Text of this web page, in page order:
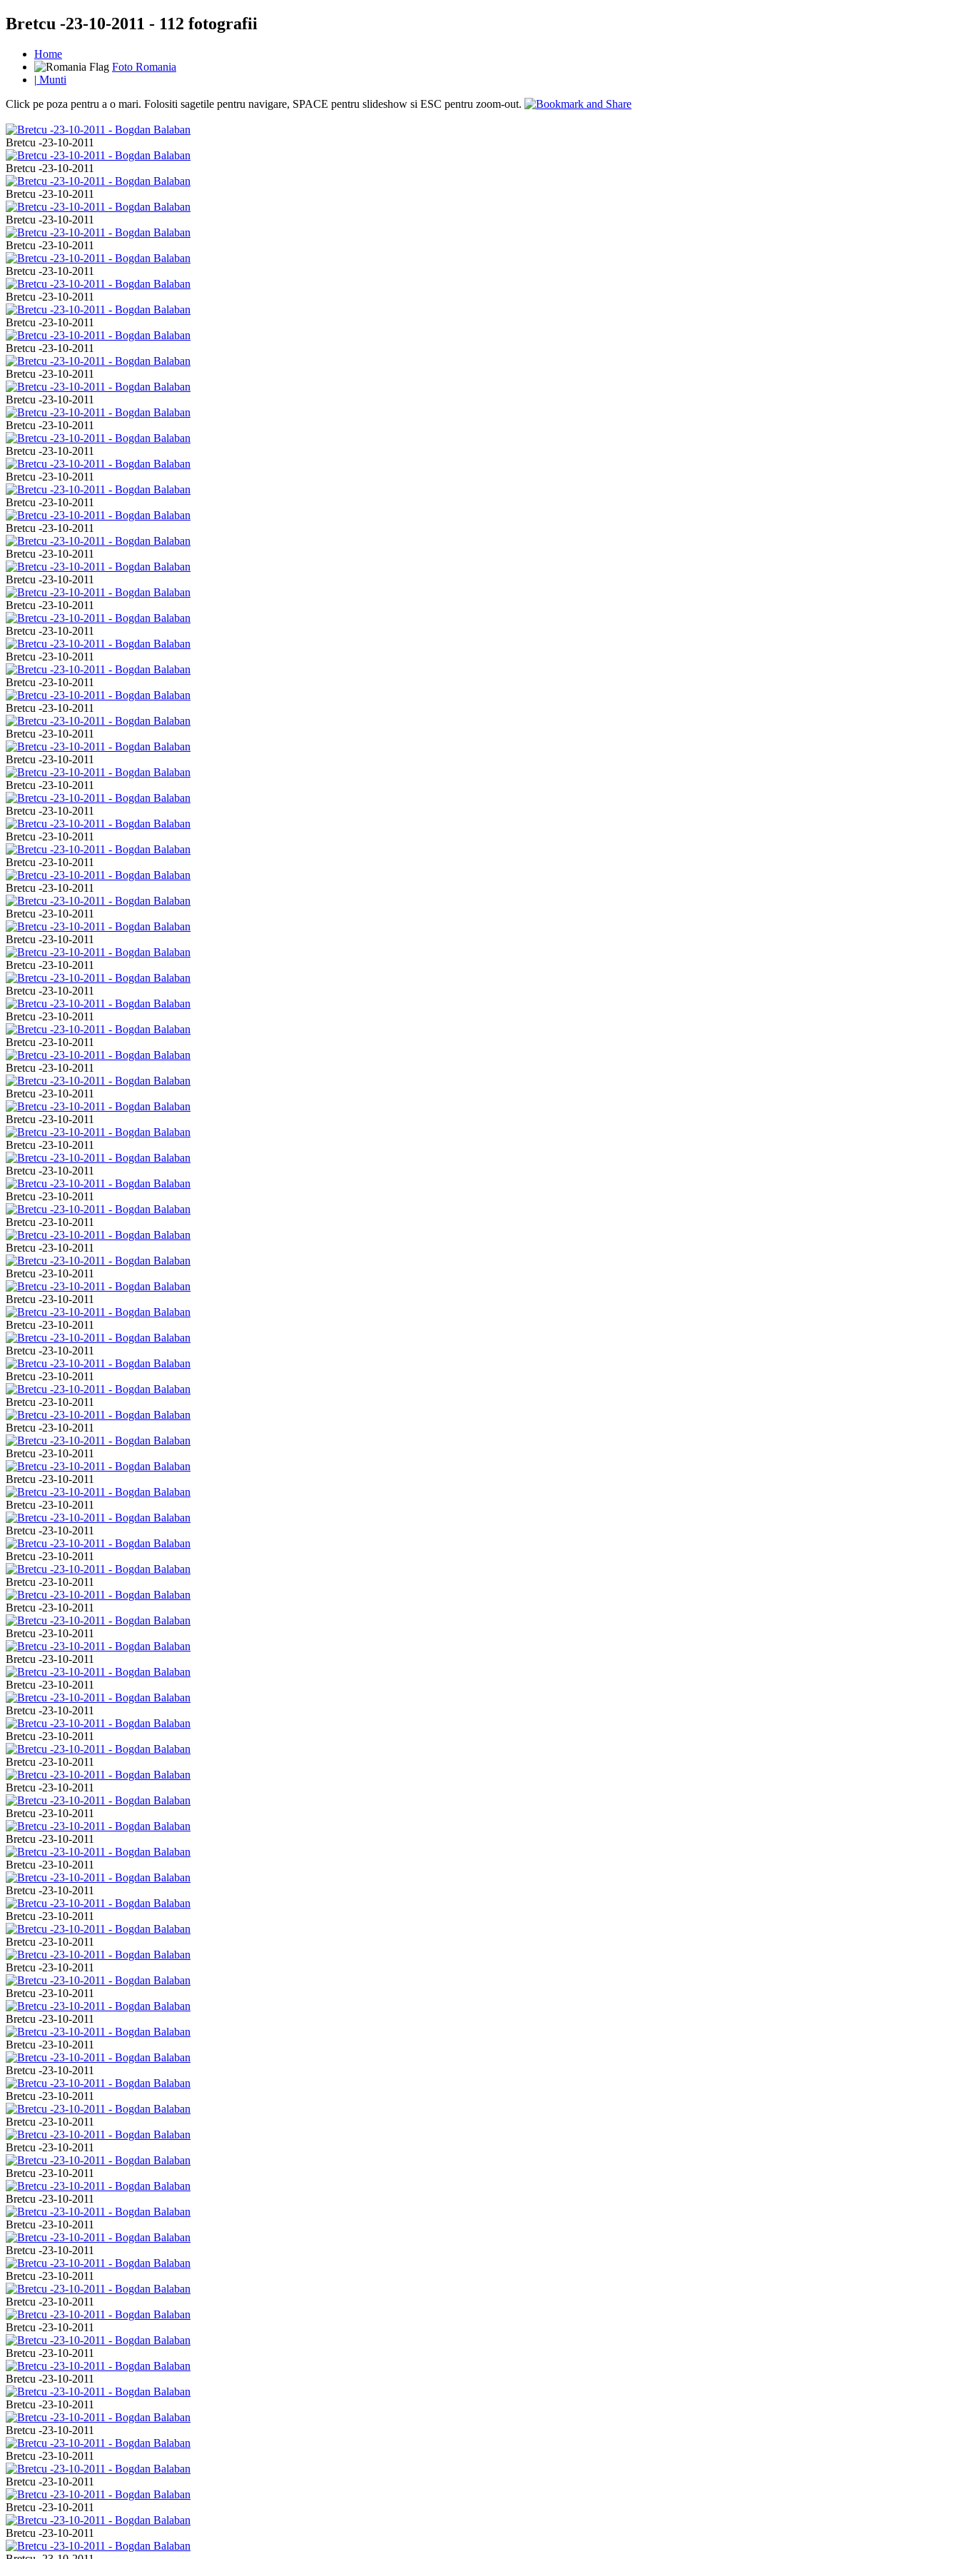
Bretcu -23-10-2011 - 112 fotografii
Home
Foto Romania
| Munti
Click pe poza pentru a o mari. Folositi sagetile pentru navigare, SPACE pentru slideshow si ESC pentru zoom-out.
Bretcu -23-10-2011
Bretcu -23-10-2011
Bretcu -23-10-2011
Bretcu -23-10-2011
Bretcu -23-10-2011
Bretcu -23-10-2011
Bretcu -23-10-2011
Bretcu -23-10-2011
Bretcu -23-10-2011
Bretcu -23-10-2011
Bretcu -23-10-2011
Bretcu -23-10-2011
Bretcu -23-10-2011
Bretcu -23-10-2011
Bretcu -23-10-2011
Bretcu -23-10-2011
Bretcu -23-10-2011
Bretcu -23-10-2011
Bretcu -23-10-2011
Bretcu -23-10-2011
Bretcu -23-10-2011
Bretcu -23-10-2011
Bretcu -23-10-2011
Bretcu -23-10-2011
Bretcu -23-10-2011
Bretcu -23-10-2011
Bretcu -23-10-2011
Bretcu -23-10-2011
Bretcu -23-10-2011
Bretcu -23-10-2011
Bretcu -23-10-2011
Bretcu -23-10-2011
Bretcu -23-10-2011
Bretcu -23-10-2011
Bretcu -23-10-2011
Bretcu -23-10-2011
Bretcu -23-10-2011
Bretcu -23-10-2011
Bretcu -23-10-2011
Bretcu -23-10-2011
Bretcu -23-10-2011
Bretcu -23-10-2011
Bretcu -23-10-2011
Bretcu -23-10-2011
Bretcu -23-10-2011
Bretcu -23-10-2011
Bretcu -23-10-2011
Bretcu -23-10-2011
Bretcu -23-10-2011
Bretcu -23-10-2011
Bretcu -23-10-2011
Bretcu -23-10-2011
Bretcu -23-10-2011
Bretcu -23-10-2011
Bretcu -23-10-2011
Bretcu -23-10-2011
Bretcu -23-10-2011
Bretcu -23-10-2011
Bretcu -23-10-2011
Bretcu -23-10-2011
Bretcu -23-10-2011
Bretcu -23-10-2011
Bretcu -23-10-2011
Bretcu -23-10-2011
Bretcu -23-10-2011
Bretcu -23-10-2011
Bretcu -23-10-2011
Bretcu -23-10-2011
Bretcu -23-10-2011
Bretcu -23-10-2011
Bretcu -23-10-2011
Bretcu -23-10-2011
Bretcu -23-10-2011
Bretcu -23-10-2011
Bretcu -23-10-2011
Bretcu -23-10-2011
Bretcu -23-10-2011
Bretcu -23-10-2011
Bretcu -23-10-2011
Bretcu -23-10-2011
Bretcu -23-10-2011
Bretcu -23-10-2011
Bretcu -23-10-2011
Bretcu -23-10-2011
Bretcu -23-10-2011
Bretcu -23-10-2011
Bretcu -23-10-2011
Bretcu -23-10-2011
Bretcu -23-10-2011
Bretcu -23-10-2011
Bretcu -23-10-2011
Bretcu -23-10-2011
Bretcu -23-10-2011
Bretcu -23-10-2011